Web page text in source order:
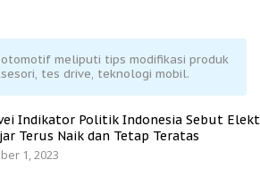
meliputi tips modifikasi produk
tes drive, teknologi mobil.
Indikator Politik Indonesia Sebut
Terus Naik dan Tetap Teratas
1, 2023